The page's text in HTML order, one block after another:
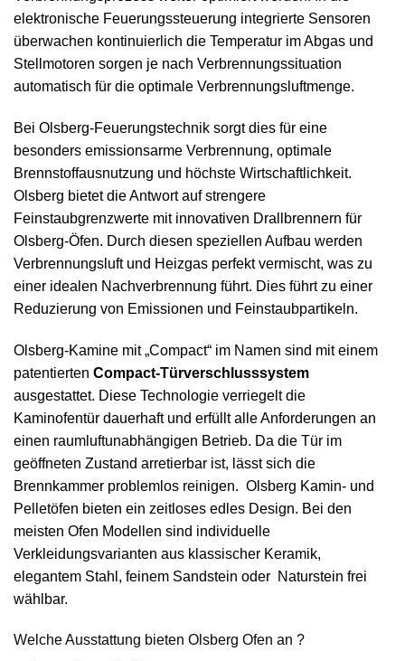
elektronische Feuerungssteuerung integrierte Sensoren
überwachen kontinuierlich die Temperatur im Abgas und
Stellmotoren sorgen je nach Verbrennungssituation
automatisch für die optimale Verbrennungsluftmenge.
Bei Olsberg-Feuerungstechnik sorgt dies für eine
besonders emissionsarme Verbrennung, optimale
Brennstoffausnutzung und höchste Wirtschaftlichkeit.
Olsberg bietet die Antwort auf strengere
Feinstaubgrenzwerte mit innovativen Drallbrennern für
Olsberg-Öfen. Durch diesen speziellen Aufbau werden
Verbrennungsluft und Heizgas perfekt vermischt, was zu
einer idealen Nachverbrennung führt. Dies führt zu einer
Reduzierung von Emissionen und Feinstaubpartikeln.
Olsberg-Kamine mit „Compact“ im Namen sind mit einem
patentierten Compact-Türverschlusssystem
ausgestattet. Diese Technologie verriegelt die
Kaminofentür dauerhaft und erfüllt alle Anforderungen an
einen raumluftunabhängigen Betrieb. Da die Tür im
geöffneten Zustand arretierbar ist, lässt sich die
Brennkammer problemlos reinigen. Olsberg Kamin- und
Pelletöfen bieten ein zeitloses edles Design. Bei den
meisten Ofen Modellen sind individuelle
Verkleidungsvarianten aus klassischer Keramik,
elegantem Stahl, feinem Sandstein oder Naturstein frei
wählbar.
Welche Ausstattung bieten Olsberg Ofen an ?